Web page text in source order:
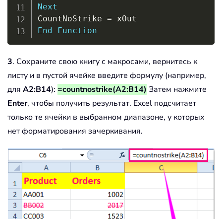
Next
CountNoStrike =
End
Function
3. Сохраните свою книгу с макросами, вернитесь к
листу и в пустой ячейке введите формулу (например,
для A2:B14): =countnostrike(A2:B14) Затем нажмите
Enter, чтобы получить результат. Excel подсчитает
только те ячейки в выбранном диапазоне, у которых
нет форматирования зачеркивания.